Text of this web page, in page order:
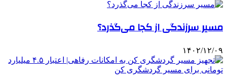
مسیر سرزندگی از کجا می‌گذرد؟
۱۴۰۲/۱۲/۰۹